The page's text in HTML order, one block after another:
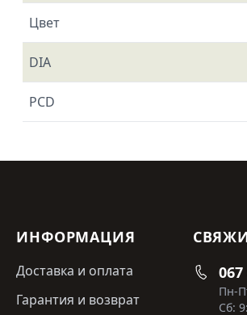
Цвет
DIA
PCD
ИНФОРМАЦИЯ
Доставка и оплата
Гарантия и возврат
067
Пн-
Сб: